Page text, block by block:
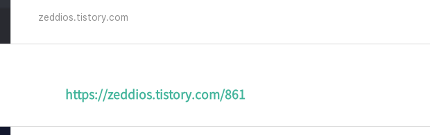
zeddios.tistory.com
https://zeddios.tistory.com/861